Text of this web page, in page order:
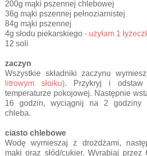
200g mąki pszennej chlebowej
36g mąki pszennej pełnoziarnistej
84g mąki pszennej
4g słodu piekarskiego - użyłam 1
12 soli
zaczyn
Wszystkie składniki zaczynu
litrowym słoiku). Przykryj i
temperaturze pokojowej. Następnie
16 godzin, wyciągnij na 2 godziny
chleba.
ciasto chlebowe
Wodę wymieszaj z drożdżami,
mąki oraz słód/cukier. Wyrabiaj przez